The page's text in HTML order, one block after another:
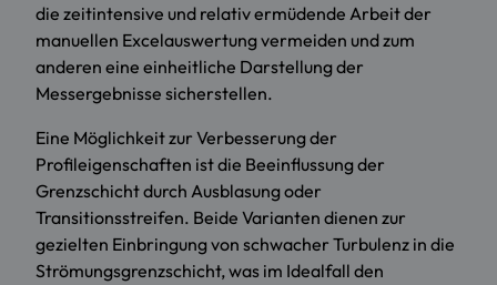
die zeitintensive und relativ ermüdende Arbeit der
manuellen Excelauswertung vermeiden und zum
anderen eine einheitliche Darstellung der
Messergebnisse sicherstellen.
Eine Möglichkeit zur Verbesserung der
Profileigenschaften ist die Beeinflussung der
Grenzschicht durch Ausblasung oder
Transitionsstreifen. Beide Varianten dienen zur
gezielten Einbringung von schwacher Turbulenz in die
Strömungsgrenzschicht, was im Idealfall den